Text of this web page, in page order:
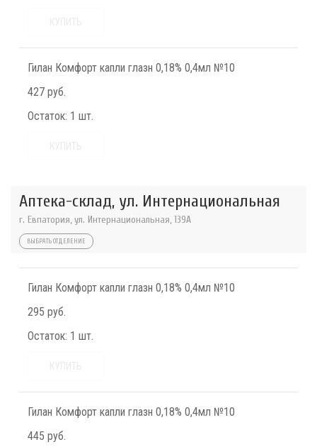
Гилан Комфорт капли глазн 0,18% 0,4мл №10
427 руб.
Остаток: 1 шт.
Аптека-склад, ул. Интернациональная
г. Евпатория, ул. Интернациональная, 139А
ВЫБРАТЬ ОТДЕЛЕНИЕ
Гилан Комфорт капли глазн 0,18% 0,4мл №10
295 руб.
Остаток: 1 шт.
Гилан Комфорт капли глазн 0,18% 0,4мл №10
445 руб.